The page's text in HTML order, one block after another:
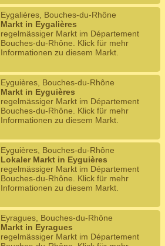
Eygalières, Bouches-du-Rhône
Markt in Eygalières
regelmässiger Markt im Département
Bouches-du-Rhône. Klick für mehr
Informationen zu diesem Markt.
Eyguières, Bouches-du-Rhône
Markt in Eyguières
regelmässiger Markt im Département
Bouches-du-Rhône. Klick für mehr
Informationen zu diesem Markt.
Eyguières, Bouches-du-Rhône
Lokaler Markt in Eyguières
regelmässiger Markt im Département
Bouches-du-Rhône. Klick für mehr
Informationen zu diesem Markt.
Eyragues, Bouches-du-Rhône
Markt in Eyragues
regelmässiger Markt im Département